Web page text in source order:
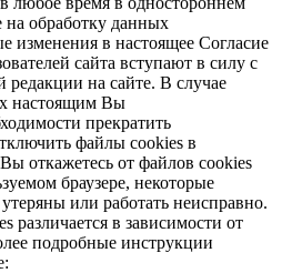
на обработку данных
изменения в настоящее Согласие
сайта вступают в силу с
на сайте. В случае
настоящим Вы
прекратить
файлы cookies в
откажетесь от файлов cookies
браузере, некоторые
или работать неисправно.
различается в зависимости от
подробные инструкции